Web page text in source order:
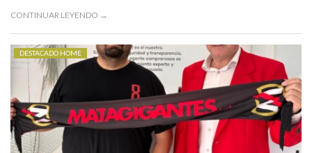
CONTINUAR LEYENDO →
DESTACADO HOME